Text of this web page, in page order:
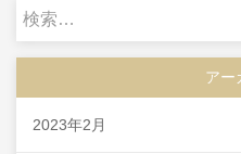
検
索:
アー
2023年2月